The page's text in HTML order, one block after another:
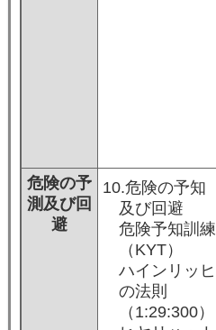
危険の予
測及び回
避
10.危険の予知
及び回避
危険予知訓練
（KYT）
ハインリッヒ
の法則
（1:29:300）